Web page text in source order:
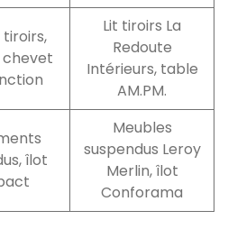
tiroirs,
Lit tiroirs La
Redoute
Intérieurs, table
AM.PM.
îlot
Meubles
suspendus Leroy
Merlin, îlot
Conforama